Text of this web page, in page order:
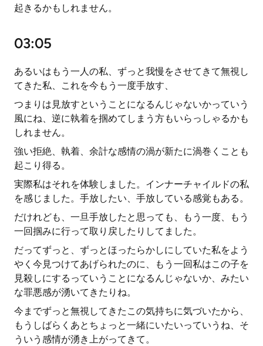
起きるかもしれません。
03:05
あるいはもう一人の私、ずっと我慢をさせてきて無視し
てきた私、これを今もう一度手放す、
つまりは見放すということになるんじゃないかっていう
風にね、逆に執着を掴めてしまう方もいらっしゃるかも
しれません。
強い拒絶、執着、余計な感情の渦が新たに渦巻くことも
起こり得る。
実際私はそれを体験しました。インナーチャイルドの私
を感じました。手放したい、手放している感覚もある。
だけれども、一旦手放したと思っても、もう一度、もう
一回掴みに行って取り戻したりしてました。
だってずっと、ずっとほったらかしにしていた私をよう
やく今見つけてあげられたのに、もう一回私はこの子を
見殺しにするっていうことになるんじゃないか、みたい
な罪悪感が湧いてきたりね。
今までずっと無視してきたこの気持ちに気づいたから、
もうしばらくあとちょっと一緒にいたいっていうね、そ
ういう感情が湧き上がってきて。